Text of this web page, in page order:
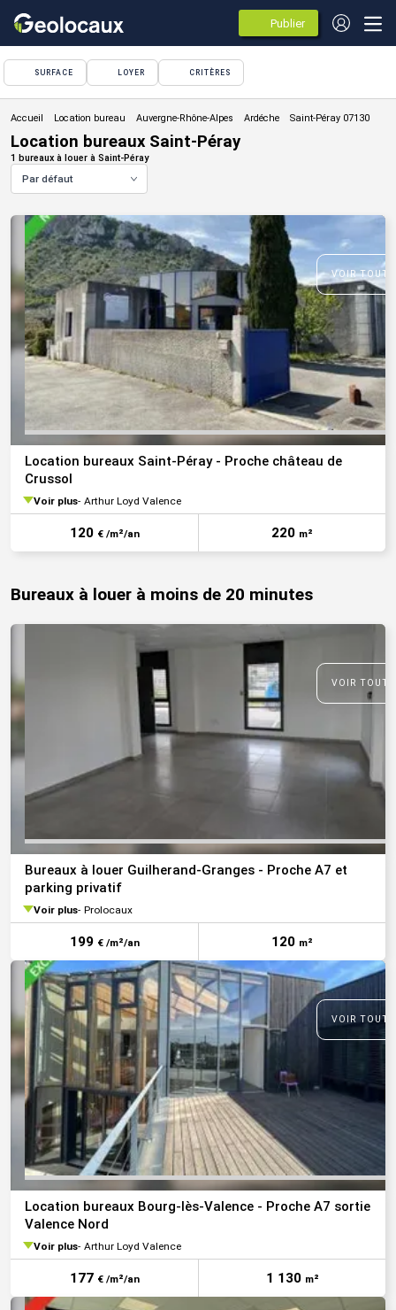
Publier
des
annonces
SURFACE LOYER CRITÈRES
Location bureau
Location bureaux Saint-Péray
1 bureaux à louer à Saint-Péray
Par défaut
VOIR
Location bureaux Saint-Péray - Proche château de
Crussol
Voir plus Arthur Loyd Valence
120 € /m²/an 220 m²
Bureaux à louer à moins de 20 minutes
VOIR
Bureaux à louer Guilherand-Granges - Proche A7 et
parking privatif
Voir plus Prolocaux
199 € /m²/an 120 m²
VOIR
Location bureaux Bourg-lès-Valence - Proche A7 sortie
Valence Nord
Voir plus Arthur Loyd Valence
177 € /m²/an 1 130 m²